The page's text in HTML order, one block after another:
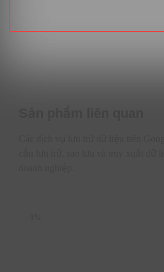
Khuyến nghị nội dung thông